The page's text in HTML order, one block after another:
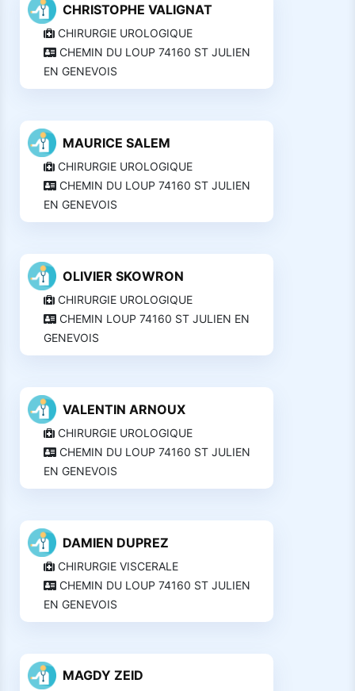
CHRISTOPHE VALIGNAT
CHIRURGIE UROLOGIQUE
CHEMIN DU LOUP 74160 ST JULIEN
EN GENEVOIS
MAURICE SALEM
CHIRURGIE UROLOGIQUE
CHEMIN DU LOUP 74160 ST JULIEN
EN GENEVOIS
OLIVIER SKOWRON
CHIRURGIE UROLOGIQUE
CHEMIN LOUP 74160 ST JULIEN EN
GENEVOIS
VALENTIN ARNOUX
CHIRURGIE UROLOGIQUE
CHEMIN DU LOUP 74160 ST JULIEN
EN GENEVOIS
DAMIEN DUPREZ
CHIRURGIE VISCERALE
CHEMIN DU LOUP 74160 ST JULIEN
EN GENEVOIS
MAGDY ZEID